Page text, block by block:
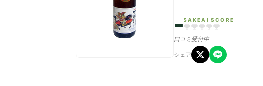
-SAKEAI SCORE
口コミ受付中
シェア